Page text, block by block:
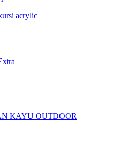
acrylic
KAYU OUTDOOR